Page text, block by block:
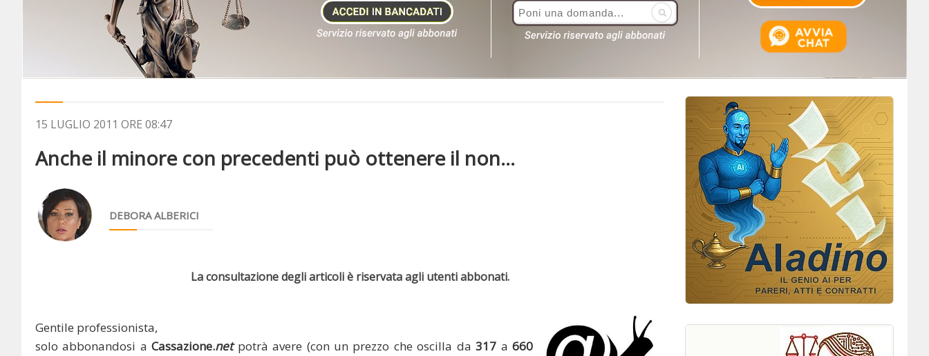
15 LUGLIO 2011 ORE 08:47
Anche il minore con precedenti può ottenere il non...
DEBORA ALBERICI
La consultazione degli articoli è riservata agli utenti abbonati.
Gentile professionista,
solo abbonandosi aCassazione.netpotrà avere (con un prezzo che oscilla da317 a660